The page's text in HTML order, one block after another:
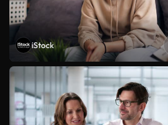
iStock